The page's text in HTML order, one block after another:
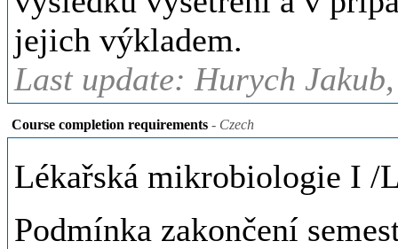
jejich výkladem.
Last update: Hurych
Course completion requirements - Czech
Lékařská mikrobiologie I /
Podmínka zakončení